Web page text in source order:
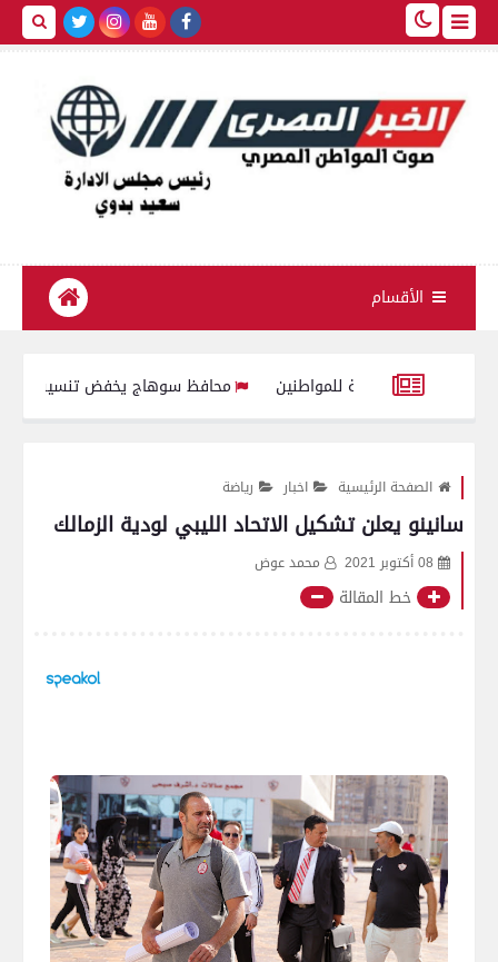
الأقسام
المقدمة للمواطنين محافظ سوهاج يخفض تنسيق القبول بالثانوي العام إلى 245 درجة
الصفحة الرئيسية اخبار رياضة
سانينو يعلن تشكيل الاتحاد الليبي لودية الزمالك
08 أكتوبر 2021 محمد عوض
خط المقالة